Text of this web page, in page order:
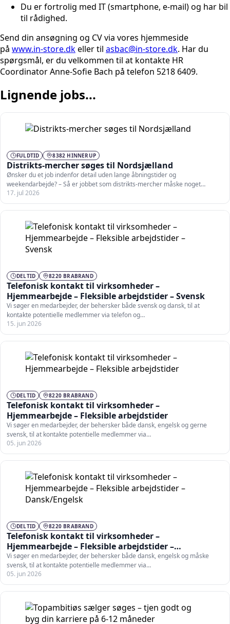
Du er fortrolig med IT (smartphone, e-mail) og har bil
til rådighed.
Send din ansøgning og CV via vores hjemmeside
på www.in-store.dkeller til asbac@in-store.dk. Har du
spørgsmål, er du velkommen til at kontakte HR
Coordinator Anne-Sofie Bach på telefon 5218 6409.
Lignende jobs...
FULDTID 8382 HINNERUP
Distrikts-mercher søges til Nordsjælland
Ønsker du et job indenfor detail uden lange åbningstider og
weekendarbejde? – Så er jobbet som distrikts-mercher måske noget…
17. jul 2026
DELTID 8220 BRABRAND
Telefonisk kontakt til virksomheder –
Hjemmearbejde – Fleksible arbejdstider – Svensk
Vi søger en medarbejder, der behersker både svensk og dansk, til at
kontakte potentielle medlemmer via telefon og…
15. jun 2026
DELTID 8220 BRABRAND
Telefonisk kontakt til virksomheder –
Hjemmearbejde – Fleksible arbejdstider
Vi søger en medarbejder, der behersker både dansk, engelsk og gerne
svensk, til at kontakte potentielle medlemmer via…
05. jun 2026
DELTID 8220 BRABRAND
Telefonisk kontakt til virksomheder –
Hjemmearbejde – Fleksible arbejdstider –
Dansk/Engelsk
Vi søger en medarbejder, der behersker både dansk, engelsk og måske
svensk, til at kontakte potentielle medlemmer via…
05. jun 2026